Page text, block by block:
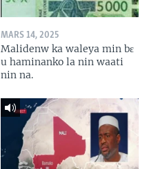
MARS 14, 2025
Malidenw ka waleya min bɛ
u haminanko la nin waati
nin na.